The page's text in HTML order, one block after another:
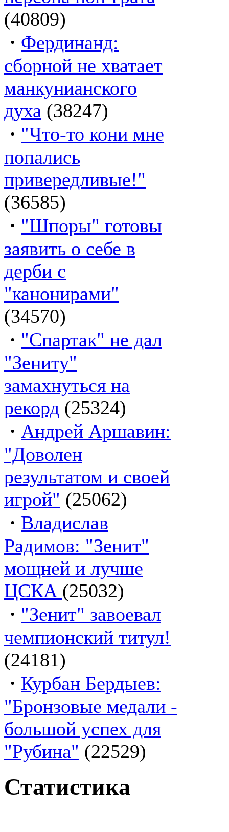
(40809)
· Фердинанд:
сборной не хватает
манкунианского
духа (38247)
· "Что-то кони мне
попались
привередливые!"
(36585)
· "Шпоры" готовы
заявить о себе в
дерби с
"канонирами"
(34570)
· "Спартак" не дал
"Зениту"
замахнуться на
рекорд (25324)
· Андрей Аршавин:
"Доволен
результатом и своей
игрой" (25062)
· Владислав
Радимов: "Зенит"
мощней и лучше
ЦСКА (25032)
· "Зенит" завоевал
чемпионский титул!
(24181)
· Курбан Бердыев:
"Бронзовые медали -
большой успех для
"Рубина" (22529)
Статистика